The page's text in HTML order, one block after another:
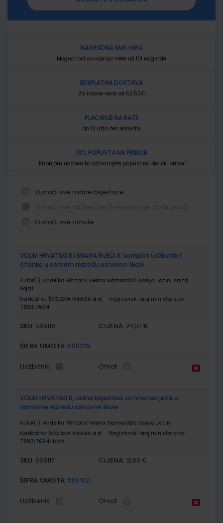
NAGRADNA SMS IGRA
Mogućnost osvajanja neke od 101 nagrade
BESPLATNA DOSTAVA
Za iznose veće od 62,50€
PLAĆANJE NA RATE
do 12 rata bez kamata
10% POPUSTA NA PRIBOR
Kupnjom udžbenika ostvarujete popust na školski pribor
Označi sve radne bilježnice
Označi sve omote
proizvodi
VOLIM HRVATSKI 8 i SNAGA RIJEČI 8; komplet udžbenik i
čitanka u osmom razredu osnovne škole
Autor(i): Anđelka Rihtarić Vesna Samardžić Sanja Latin; Anita
Šojat
Nakladnik: ŠKOLSKA KNJIGA d.d.
Registarski broj ministarstva:
7693;7694
SKU: 569116 CIJENA: 24,07 €
ŠIFRA OMOTA: 500239
Udžbenik Omot
VOLIM HRVATSKI 8; radna bilježnica za hrvatski jezik u
osmome razredu osnovne škole
Autor(i): Anđelka Rihtarić Vesna Samardžić Sanja Latin
Nakladnik: ŠKOLSKA KNJIGA d.d.
Registarski broj ministarstva:
7693;7694-DOM
SKU: 569117 CIJENA: 13,60 €
ŠIFRA OMOTA: 500162
Udžbenik Omot